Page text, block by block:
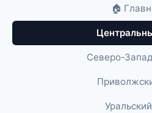
🏠
Северо-